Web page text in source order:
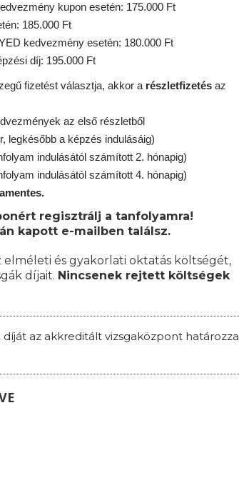
kupon esetén: 175.000 Ft
185.000 Ft
kedvezmény esetén: 180.000 Ft
díj: 195.000 Ft
fizetést választja, akkor a részletfizetés az
az első részletből
legkésőbb a képzés indulásáig)
indulásától számított 2. hónapig)
indulásától számított 4. hónapig)
regisztrálj a tanfolyamra!
kapott e-mailben találsz.
és gyakorlati oktatás költségét,
díjait. Nincsenek rejtett költségek
díját az akkreditált vizsgaközpont határozza